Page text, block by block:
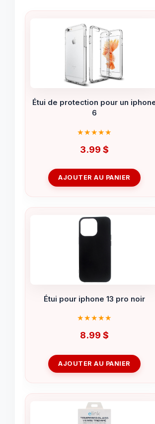
Étui de protection pour un
6
3.99 $
AJOUTER AU PANIER
Étui pour iphone 13 pro noir
8.99 $
AJOUTER AU PANIER